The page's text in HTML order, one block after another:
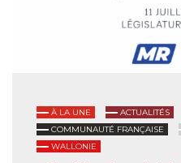
À LA UNE ACTUALITÉS
COMMUNAUTÉ FRANÇAISE
WALLONIE